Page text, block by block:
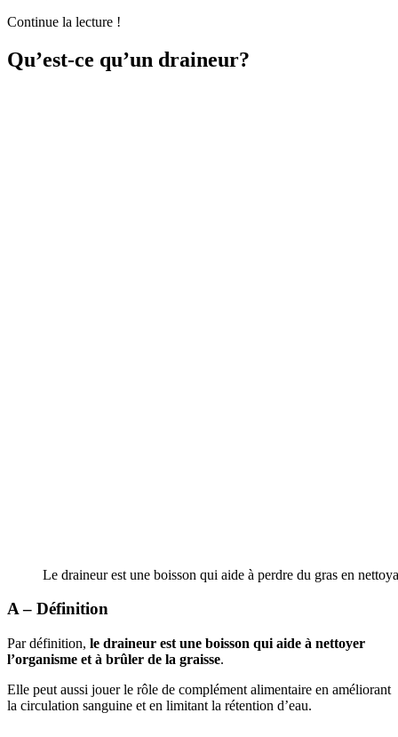
Continue la lecture !
Qu’est-ce qu’un draineur?
Le draineur est une boisson qui aide à perdre du gras en
A – Définition
Par définition, le draineur est une boisson qui aide à nettoyer
l’organisme et à brûler de la graisse.
Elle peut aussi jouer le rôle de complément alimentaire en améliorant
la circulation sanguine et en limitant la rétention d’eau.